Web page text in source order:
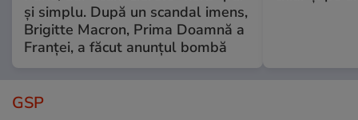
și simplu. După un scandal imens,
Brigitte Macron, Prima Doamnă a
Franței, a făcut anunțul bombă
GSP